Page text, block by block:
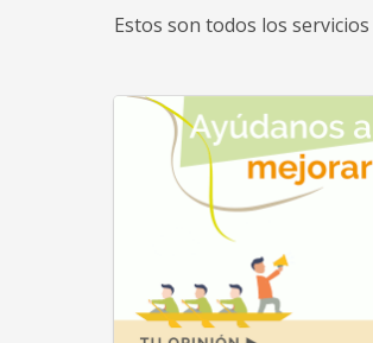
Estos son todos los servicios